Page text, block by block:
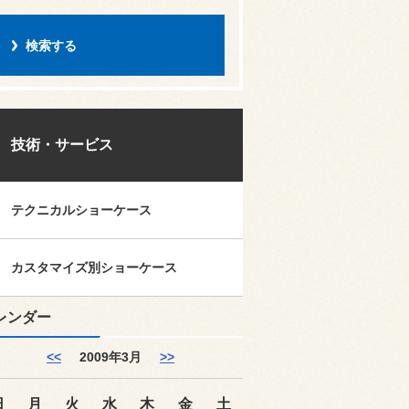
技術・サービス
テクニカルショーケース
カスタマイズ別ショーケース
ンダー
<< 2009年3月 >>
月 火 水 木 金 土